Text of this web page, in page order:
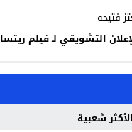
التشويقي لـ فيلم ريتسا
الأكثر شعبية